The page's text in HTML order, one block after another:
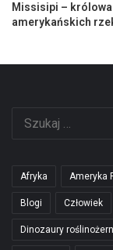
Missisipi – królowa
amerykańskich
Afryka Ameryka
Blogi Człowiek
Dinozaury